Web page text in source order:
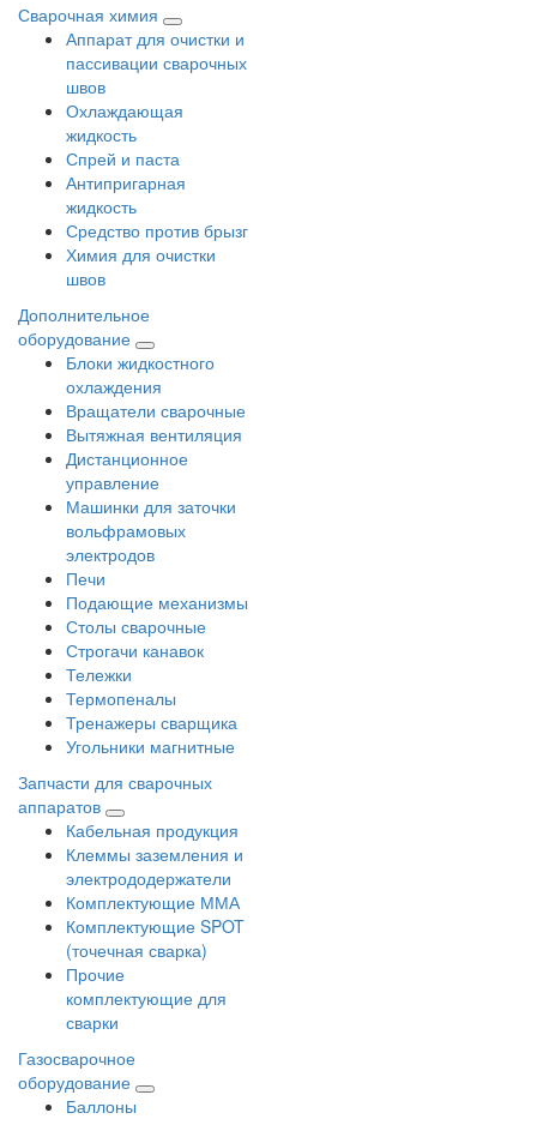
Сварочная химия
Аппарат для очистки и
пассивации сварочных
швов
Охлаждающая
жидкость
Спрей и паста
Антипригарная
жидкость
Средство против брызг
Химия для очистки
швов
Дополнительное
оборудование
Блоки жидкостного
охлаждения
Вращатели сварочные
Вытяжная вентиляция
Дистанционное
управление
Машинки для заточки
вольфрамовых
электродов
Печи
Подающие механизмы
Столы сварочные
Строгачи канавок
Тележки
Термопеналы
Тренажеры сварщика
Угольники магнитные
Запчасти для сварочных
аппаратов
Кабельная продукция
Клеммы заземления и
электрододержатели
Комплектующие ММА
Комплектующие SPOT
(точечная сварка)
Прочие
комплектующие для
сварки
Газосварочное
оборудование
Баллоны